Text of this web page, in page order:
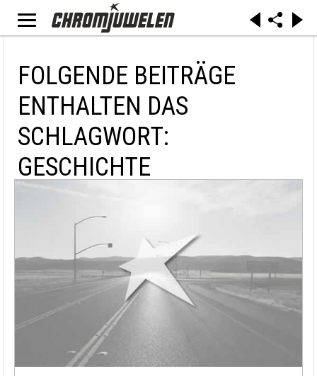
FOLGENDE BEITRÄGE
ENTHALTEN DAS
SCHLAGWORT:
GESCHICHTE